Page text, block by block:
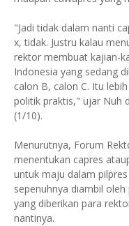
"Jadi tidak dalam nanti
x, tidak. Justru kalau
rektor membuat kajian-
Indonesia yang sedang
calon B, calon C. Itu
politik praktis," ujar Nuh
(1/10).
Menurutnya, Forum
menentukan capres
untuk maju dalam
sepenuhnya diambil
yang diberikan para
nantinya.